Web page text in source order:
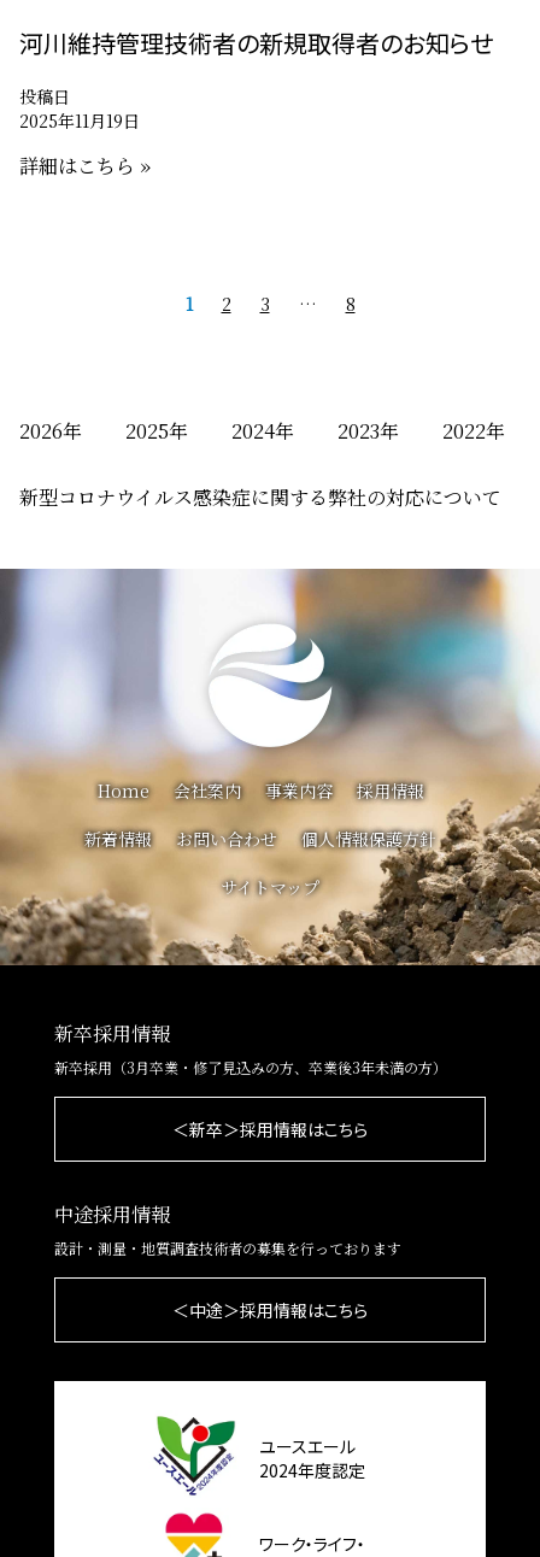
河川維持管理技術者の新規取得者のお知らせ
投稿日
2025年11月19日
詳細はこちら »
ビ
ー
シ
ン
1 2 3 … 8
2026 2025 2024 2023 2022
新型コロナウイルス感染症に関する弊社の対応について
Home 会社案内 事業内容
採用情報
新着情報
お問い合わせ
個人情報保護方針
サイトマップ
新卒採用情報
新卒採用（3月卒業・修了見込みの方、卒業後3年未満の方）
＜新卒＞採用情報はこちら
中途採用情報
設計・測量・地質調査技術者の募集を行っております
＜中途＞採用情報はこちら
ユースエール
2024年度認定
ワーク・ライフ・